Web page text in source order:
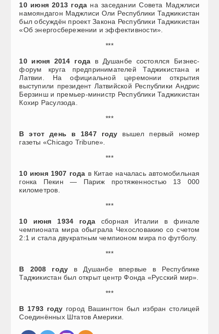
10 июня 2013 года на заседании Совета Маджлиси
намояндагон Маджлиси Оли Республики Таджикистан
был обсуждён проект Закона Республики Таджикистан
«Об энергосбережении и эффективности».
***
10 июня 2014 года в Душанбе состоялся Бизнес-
форум круга предпринимателей Таджикистана и
Латвии. На официальной церемонии открытия
выступили президент Латвийской Республики Андрис
Берзинш и премьер-министр Республики Таджикистан
Кохир Расулзода.
***
В этот день в 1847 году вышел первый номер
газеты «Chicago Tribune».
***
10 июня 1907 года в Китае началась автомобильная
гонка Пекин — Париж протяженностью 13 000
километров.
***
10 июня 1934 годасборная Италии в финале
чемпионата мира обыграла Чехословакию со счетом
2:1 и стала двукратным чемпионом мира по футболу.
***
В 2008 году в Душанбе впервые в Республике
Таджикистан был открыт центр Фонда «Русский мир».
***
В 1793 году город Вашингтон был избран столицей
Соединённых Штатов Америки.